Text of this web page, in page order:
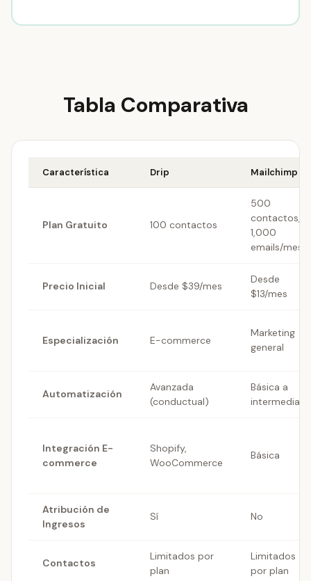
Tabla Comparativa
Característica Drip Mailchimp
Plan Gratuito 100 contactos
500
contactos,
1,000
emails/mes
Precio Inicial Desde $39/mes
Desde
$13/mes
Especialización E-commerce
Marketing
general
Automatización
Avanzada
(conductual)
Básica a
intermedia
Integración E-
commerce
Shopify,
WooCommerce
Básica
Atribución de
Ingresos
Sí No
Contactos
Limitados por
plan
Limitados
por plan